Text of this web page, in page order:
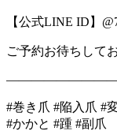
【公式LINE ID】
ご予約お待ちして
#巻き爪 #陥入爪 #
#かかと #踵 #副爪